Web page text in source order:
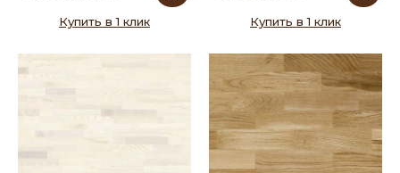
Купить в 1 клик Купить в 1 клик